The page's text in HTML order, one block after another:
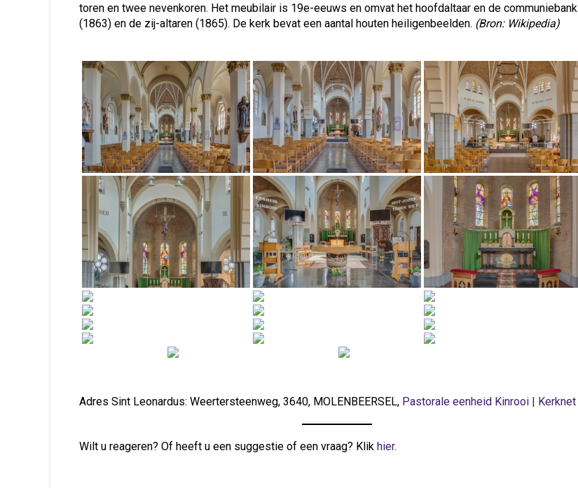
toren en twee nevenkoren. Het meubilair is 19e-eeuws en omvat het hoofdaltaar en de communiebank
(1863) en de zij-altaren (1865). De kerk bevat een aantal houten heiligenbeelden. (Bron: Wikipedia)
Adres Sint Leonardus: Weertersteenweg, 3640, MOLENBEERSEL, Pastorale eenheid Kinrooi | Kerknet
Wilt u reageren? Of heeft u een suggestie of een vraag? Klik hier.